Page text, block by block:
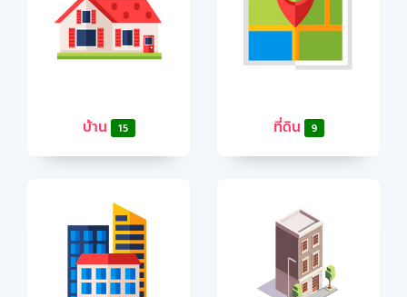
บ้าน 15 ที่ดิน 9